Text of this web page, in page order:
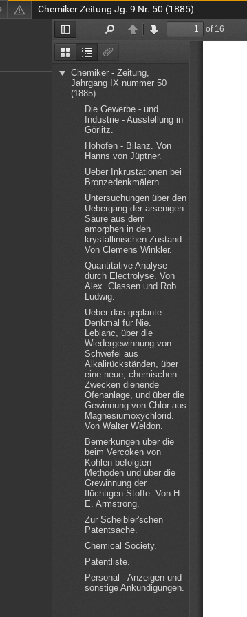
Chemiker Zeitung Jg. 9 Nr. 50 (1885)